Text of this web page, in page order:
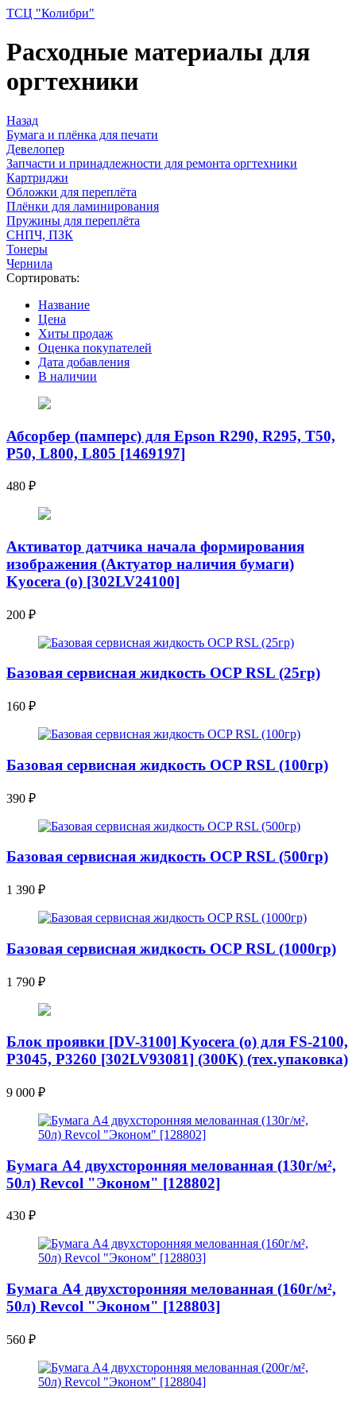
ТСЦ "Колибри"
Расходные материалы для
оргтехники
Назад
Бумага и плёнка для печати
Девелопер
Запчасти и принадлежности для ремонта оргтехники
Картриджи
Обложки для переплёта
Плёнки для ламинирования
Пружины для переплёта
СНПЧ, ПЗК
Тонеры
Чернила
Сортировать:
Название
Цена
Хиты продаж
Оценка покупателей
Дата добавления
В наличии
Абсорбер (памперс) для Epson R290, R295, T50,
P50, L800, L805 [1469197]
480 ₽
Активатор датчика начала формирования
изображения (Актуатор наличия бумаги)
Kyocera (o) [302LV24100]
200 ₽
Базовая сервисная жидкость OCP RSL (25гр)
160 ₽
Базовая сервисная жидкость OCP RSL (100гр)
390 ₽
Базовая сервисная жидкость OCP RSL (500гр)
1 390 ₽
Базовая сервисная жидкость OCP RSL (1000гр)
1 790 ₽
Блок проявки [DV-3100] Kyocera (o) для FS-2100,
P3045, P3260 [302LV93081] (300K) (тех.упаковка)
9 000 ₽
Бумага A4 двухсторонняя мелованная (130г/м²,
50л) Revcol "Эконом" [128802]
430 ₽
Бумага A4 двухсторонняя мелованная (160г/м²,
50л) Revcol "Эконом" [128803]
560 ₽